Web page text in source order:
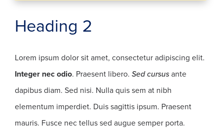
Heading 2
Lorem ipsum dolor sit amet, consectetur adipiscing elit.
Integer nec odio. Praesent libero. Sed cursusante
dapibus diam. Sed nisi. Nulla quis sem at nibh
elementum imperdiet. Duis sagittis ipsum. Praesent
mauris. Fusce nec tellus sed augue semper porta.